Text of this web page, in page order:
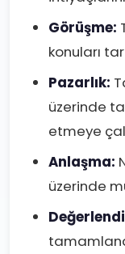
Görüşme:
konuları
Pazarlık:
üzerinde
etmeye
Anlaşma:
üzerinde